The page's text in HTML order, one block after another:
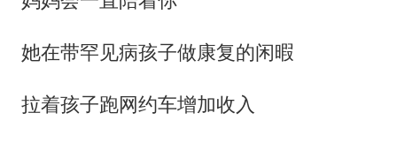
她在带罕见病孩子做康复的闲暇
拉着孩子跑网约车增加收入